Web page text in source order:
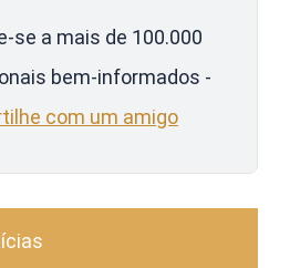
se a mais de 100.000
bem-informados -
com um amigo